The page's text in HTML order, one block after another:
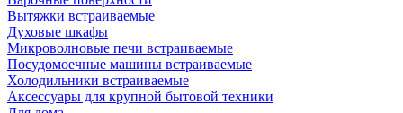
Вытяжки встраиваемые
Духовые шкафы
Микроволновые печи встраиваемые
Посудомоечные машины встраиваемые
Холодильники встраиваемые
Аксессуары для крупной бытовой техники